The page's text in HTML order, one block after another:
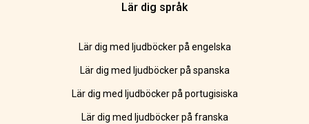
Lär dig språk
Lär dig med ljudböcker på engelska
Lär dig med ljudböcker på spanska
Lär dig med ljudböcker på portugisiska
Lär dig med ljudböcker på franska